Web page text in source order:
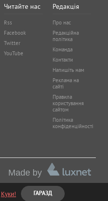
Читайте нас
Rss
Facebook
Twitter
YouTube
Редакція
Про нас
Редакційна
політика
Команда
Контакти
Напишіть нам
Реклама на
сайті
Правила
користування
сайтом
Політика
конфіденційності
Made by
Куки! ГАРАЗД